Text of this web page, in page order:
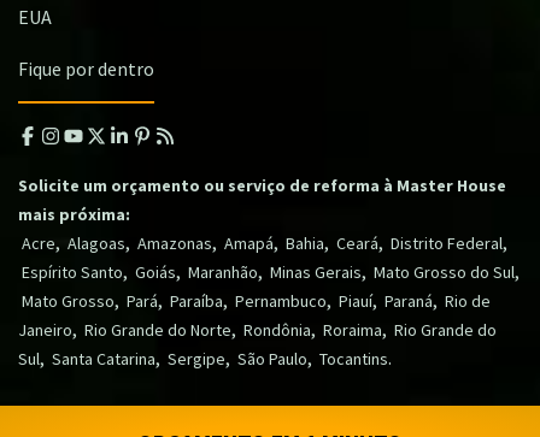
EUA
Fique por dentro
Solicite um orçamento ou serviço de reforma à Master House
mais próxima:
Acre, Alagoas, Amazonas, Amapá, Bahia, Ceará, Distrito Federal,
Espírito Santo, Goiás, Maranhão, Minas Gerais, Mato Grosso do Sul,
Mato Grosso, Pará, Paraíba, Pernambuco, Piauí, Paraná, Rio de
Janeiro, Rio Grande do Norte, Rondônia, Roraima, Rio Grande do
Sul, Santa Catarina, Sergipe, São Paulo, Tocantins.